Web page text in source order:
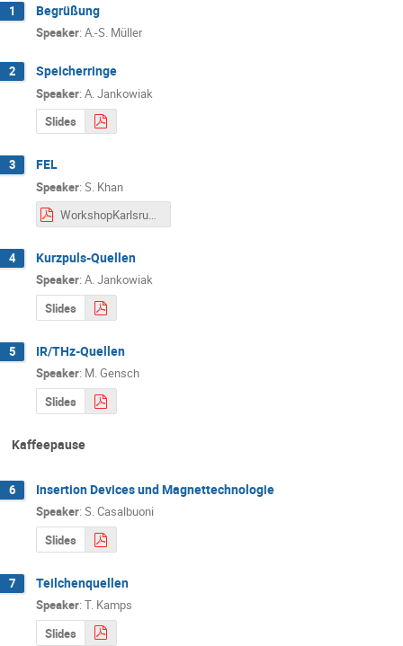
1 Begrüßung
Speaker: A.-S. Müller
2 Speicherringe
Speaker: A. Jankowiak
Slides
3 FEL
Speaker: S. Khan
WorkshopKarlsruheApril2018_FEL2.pdf
4 Kurzpuls-Quellen
Speaker: A. Jankowiak
Slides
5 IR/THz-Quellen
Speaker: M. Gensch
Slides
Kaffeepause
6 Insertion Devices und Magnettechnologie
Speaker: S. Casalbuoni
Slides
7 Teilchenquellen
Speaker: T. Kamps
Slides